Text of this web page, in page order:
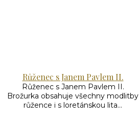
Růženec s Janem Pavlem II.
Růženec s Janem Pavlem II.
Brožurka obsahuje všechny modlitby
růžence i s loretánskou lita...